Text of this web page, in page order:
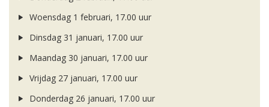
Woensdag 1 februari, 17.00 uur
Dinsdag 31 januari, 17.00 uur
Maandag 30 januari, 17.00 uur
Vrijdag 27 januari, 17.00 uur
Donderdag 26 januari, 17.00 uur